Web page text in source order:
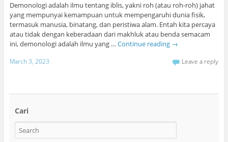
Demonologi adalah ilmu tentang iblis, yakni roh (atau roh-roh) jahat
yang mempunyai kemampuan untuk mempengaruhi dunia fisik,
termasuk manusia, binatang, dan peristiwa alam. Entah kita percaya
atau tidak dengan keberadaan dari makhluk atau benda semacam
ini, demonologi adalah ilmu yang … Continue reading →
March 3, 2023 Leave a reply
Cari